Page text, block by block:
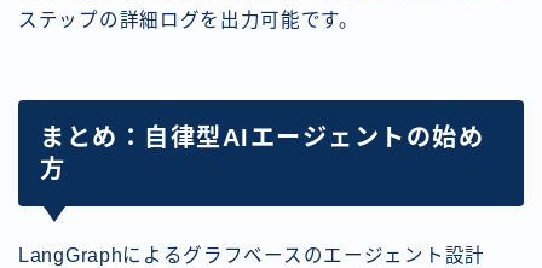
ステップの詳細ログを出力可能です。
まとめ：自律型AIエージェントの始め
方
LangGraphによるグラフベースのエージェント設計